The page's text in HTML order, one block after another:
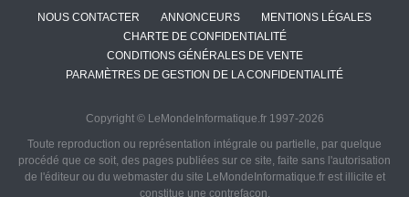
NOUS CONTACTER ANNONCEURS
MENTIONS LÉGALES
CHARTE DE CONFIDENTIALITÉ
CONDITIONS GÉNÉRALES DE VENTE
PARAMÈTRES DE GESTION DE LA CONFIDENTIALITÉ
Copyright © LeMondeInformatique.fr 1997-2026
Toute reproduction ou représentation intégrale ou partielle, par quelque
procédé que ce soit, des pages publiées sur ce site, faite sans l'autorisation
de l'éditeur ou du webmaster du site LeMondeInformatique.fr est illicite et
constitue une contrefaçon.